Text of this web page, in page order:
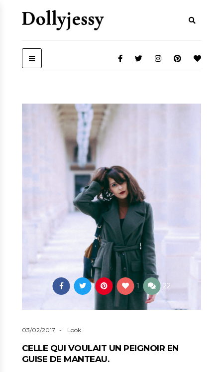
1 22
03/02/2017 Look
CELLE QUI VOULAIT UN PEIGNOIR EN
GUISE DE MANTEAU.